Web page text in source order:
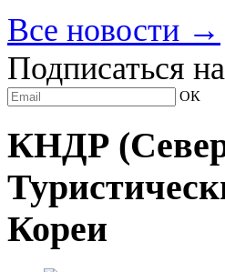
Все новости →
Подписаться
ОК
КНДР
Кореи